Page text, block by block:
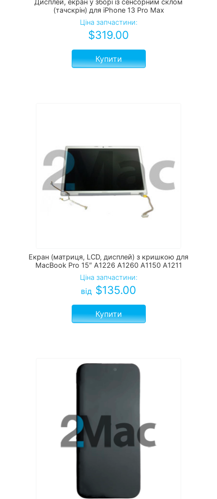
Дисплей, екран у зборі із сенсорним склом
(тачскрін) для iPhone 13 Pro Max
Ціна запчастини:
$319.00
Купити
Екран (матриця, LCD, дисплей) з кришкою для
MacBook Pro 15″ A1226 A1260 A1150 A1211
Ціна запчастини:
від $135.00
Купити